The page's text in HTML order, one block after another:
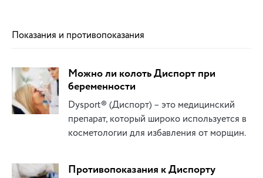
Показания и противопоказания
Можно ли колоть Диспорт при
беременности
Dysport® (Диспорт) – это медицинский
препарат, который широко используется в
косметологии для избавления от морщин.
Противопоказания к Диспорту